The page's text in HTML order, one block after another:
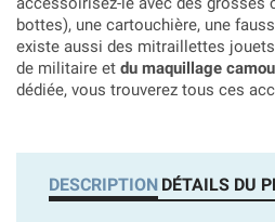
bottes), une cartouchière, une
existe aussi des mitraillettes
de militaire et du maquillage
dédiée, vous trouverez tous ces
DESCRIPTION DÉTAILS DU